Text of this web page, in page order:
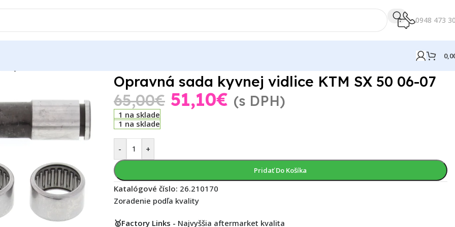
0948 473
Opravná sada kyvnej vidlice KTM SX 50 06-07
65,00€ 51,10€ (s DPH)
1 na sklade
1 na sklade
- +
Pridať Do Košíka
Katalógové číslo: 26.210170
Zoradenie podľa kvality
🥇Factory Links - Najvyššia aftermarket kvalita